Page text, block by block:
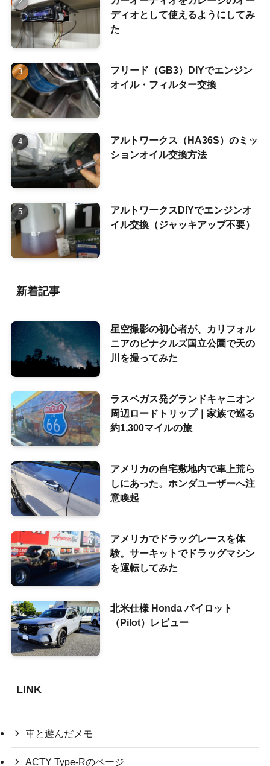
ディオとして使えるようにしてみ
た
フリード（GB3）DIYでエンジン
オイル・フィルター交換
アルトワークス（HA36S）のミッ
ションオイル交換方法
アルトワークスDIYでエンジンオ
イル交換（ジャッキアップ不要）
新着記事
星空撮影の初心者が、カリフォル
ニアのピナクルズ国立公園で天の
川を撮ってみた
ラスベガス発グランドキャニオン
周辺ロードトリップ｜家族で巡る
約1,300マイルの旅
アメリカの自宅敷地内で車上荒ら
しにあった。ホンダユーザーへ注
意喚起
アメリカでドラッグレースを体
験。サーキットでドラッグマシン
を運転してみた
北米仕様 Honda パイロット
（Pilot）レビュー
LINK
車と遊んだメモ
ACTY Type-Rのページ